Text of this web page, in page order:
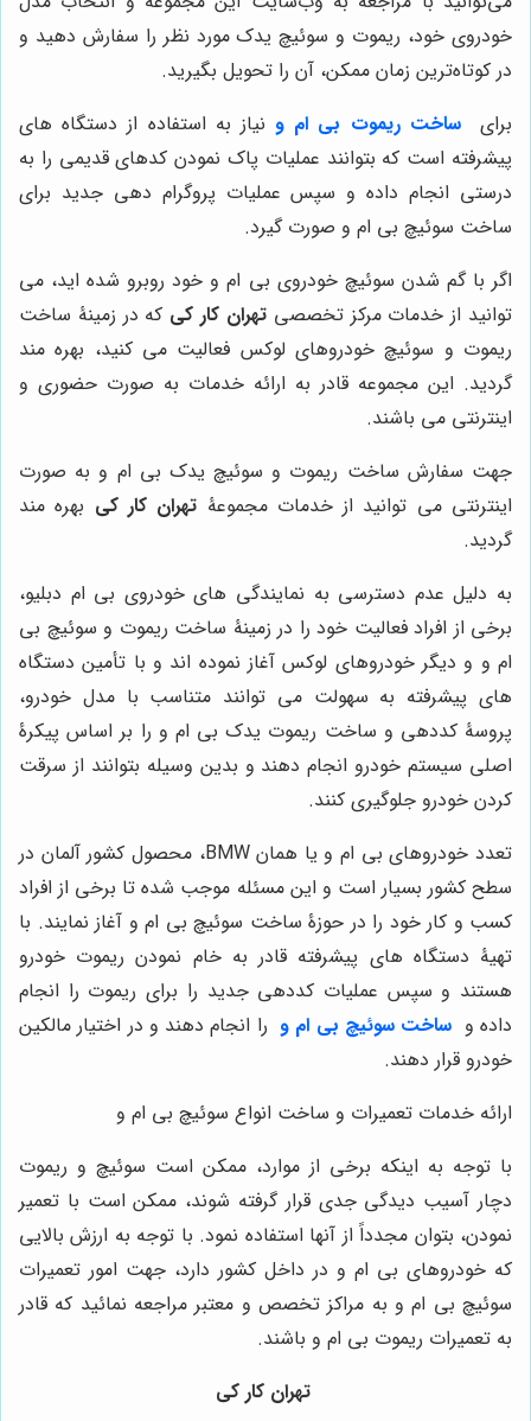
خودروی خود، ریموت و سوئیچ یدک مورد نظر را سفارش دهید و
در کوتاه‌ترین زمان ممکن، آن را تحویل بگیرید.
برای
ساخت ریموت بی ام و نیاز به استفاده از دستگاه های
پیشرفته است که بتوانند عملیات پاک نمودن کدهای قدیمی را به
درستی انجام داده و سپس عملیات پروگرام دهی جدید برای
ساخت سوئیچ بی ام و صورت گیرد.
اگر با گم شدن سوئیچ خودروی بی ام و خود روبرو شده اید، می
توانید از خدمات مرکز تخصصیتهران کار کی که در زمینۀ ساخت
ریموت و سوئیچ خودروهای لوکس فعالیت می کنید، بهره مند
گردید. این مجموعه قادر به ارائه خدمات به صورت حضوری و
اینترنتی می باشند.
جهت سفارش ساخت ریموت و سوئیچ یدک بی ام و به صورت
اینترنتی می توانید از خدمات مجموعۀ تهران کار کی بهره مند
گردید.
به دلیل عدم دسترسی به نمایندگی های خودروی بی ام دبلیو،
برخی از افراد فعالیت خود را در زمینۀ ساخت ریموت و سوئیچ بی
ام و و دیگر خودروهای لوکس آغاز نموده اند و با تأمین دستگاه
های پیشرفته به سهولت می توانند متناسب با مدل خودرو،
پروسۀ کددهی و ساخت ریموت یدک بی ام و را بر اساس پیکرۀ
اصلی سیستم خودرو انجام دهند و بدین وسیله بتوانند از سرقت
کردن خودرو جلوگیری کنند.
تعدد خودروهای بی ام و یا همانBMW، محصول کشور آلمان در
سطح کشور بسیار است و این مسئله موجب شده تا برخی از افراد
کسب و کار خود را در حوزۀ ساخت سوئیچ بی ام و آغاز نمایند. با
تهیۀ دستگاه های پیشرفته قادر به خام نمودن ریموت خودرو
هستند و سپس عملیات کددهی جدید را برای ریموت را انجام
داده و ساخت سوئیچ بی ام و را انجام دهند و در اختیار مالکین
خودرو قرار دهند.
ارائه خدمات تعمیرات و ساخت انواع سوئیچ بی ام و
با توجه به اینکه برخی از موارد، ممکن است سوئیچ و ریموت
دچار آسیب دیدگی جدی قرار گرفته شوند، ممکن است با تعمیر
نمودن، بتوان مجدداً از آنها استفاده نمود. با توجه به ارزش بالایی
که خودروهای بی ام و در داخل کشور دارد، جهت امور تعمیرات
سوئیچ بی ام و به مراکز تخصص و معتبر مراجعه نمائید که قادر
به تعمیرات ریموت بی ام و باشند.
تهران کار کی